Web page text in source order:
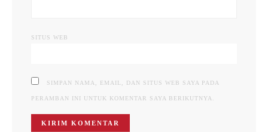
SITUS WEB
SIMPAN NAMA, EMAIL, DAN SITUS WEB SAYA PADA
PERAMBAN INI UNTUK KOMENTAR SAYA BERIKUTNYA.